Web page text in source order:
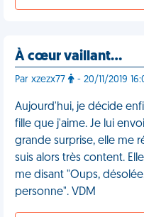
À cœur vaillant…
Par xzezx77 - 20/11/2019
Aujourd'hui, je décide
fille que j'aime. Je lui
grande surprise, elle me
suis alors très content.
me disant "Oups,
personne". VDM